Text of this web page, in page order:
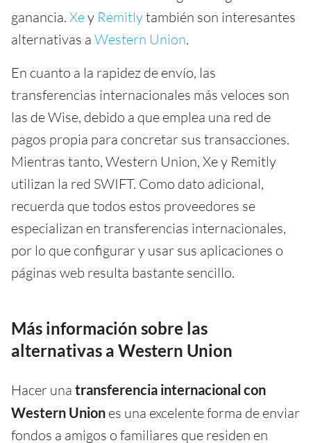
ganancia. Xey Remitlytambién son interesantes
alternativas a Western Union.
En cuanto a la rapidez de envío, las
transferencias internacionales más veloces son
las de Wise, debido a que emplea una red de
pagos propia para concretar sus transacciones.
Mientras tanto, Western Union, Xe y Remitly
utilizan la red SWIFT. Como dato adicional,
recuerda que todos estos proveedores se
especializan en transferencias internacionales,
por lo que configurar y usar sus aplicaciones o
páginas web resulta bastante sencillo.
Más información sobre las
alternativas a Western Union
Hacer una transferencia internacional con
Western Union es una excelente forma de enviar
fondos a amigos o familiares que residen en